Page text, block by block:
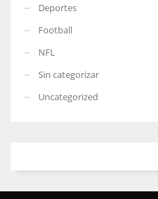
Deportes
Football
NFL
Sin categorizar
Uncategorized